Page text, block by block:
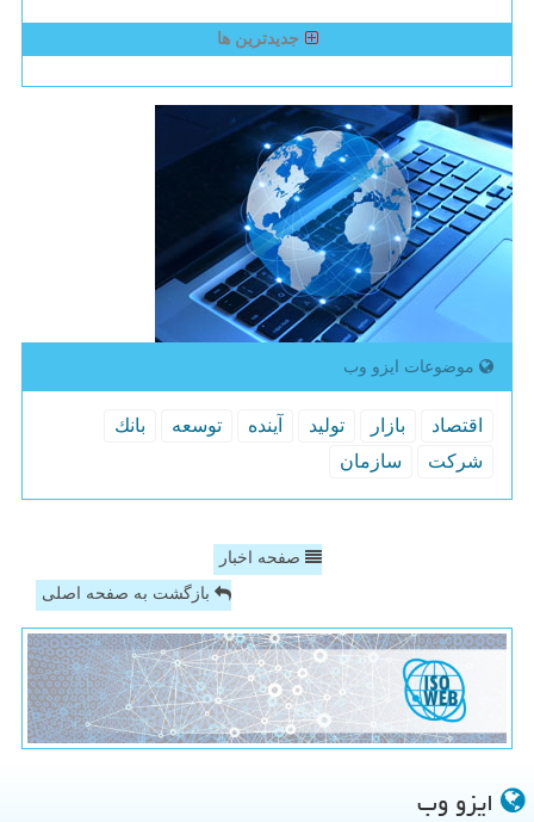
جدیدترین ها
موضوعات ایزو وب
اقتصاد بازار تولید آینده توسعه
بانك
شركت
سازمان
صفحه اخبار
بازگشت به صفحه اصلی
ایزو وب